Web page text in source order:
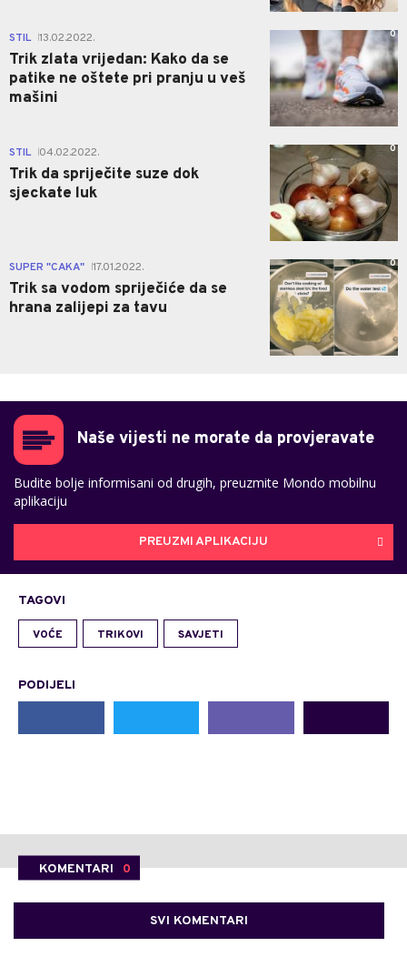
STIL 13.02.2022.
Trik zlata vrijedan: Kako da se
patike ne oštete pri pranju u veš
mašini
0
STIL 04.02.2022.
Trik da spriječite suze dok
sjeckate luk
0
SUPER "CAKA" 17.01.2022.
Trik sa vodom spriječiće da se
hrana zalijepi za tavu
0
Naše vijesti ne morate da provjeravate
Budite bolje informisani od drugih, preuzmite Mondo mobilnu
aplikaciju
PREUZMI APLIKACIJU
TAGOVI
VOĆE TRIKOVI SAVJETI
PODIJELI
KOMENTARI 0
SVI KOMENTARI